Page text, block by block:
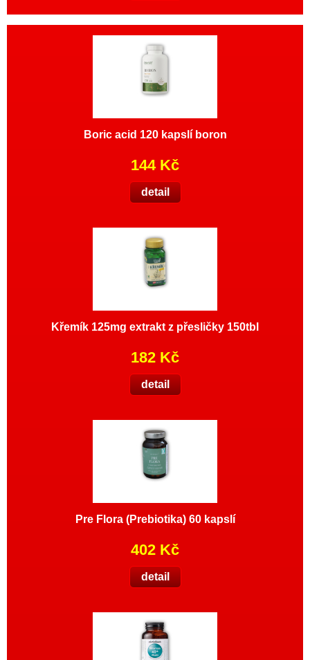
Boric acid 120 kapslí boron
144 Kč
detail
Křemík 125mg extrakt z přesličky 150tbl
182 Kč
detail
Pre Flora (Prebiotika) 60 kapslí
402 Kč
detail